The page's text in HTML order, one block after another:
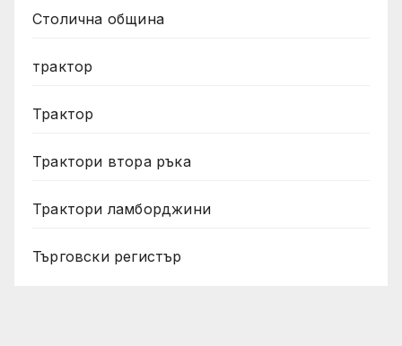
Столична община
трактор
Трактор
Трактори втора ръка
Трактори ламборджини
Търговски регистър